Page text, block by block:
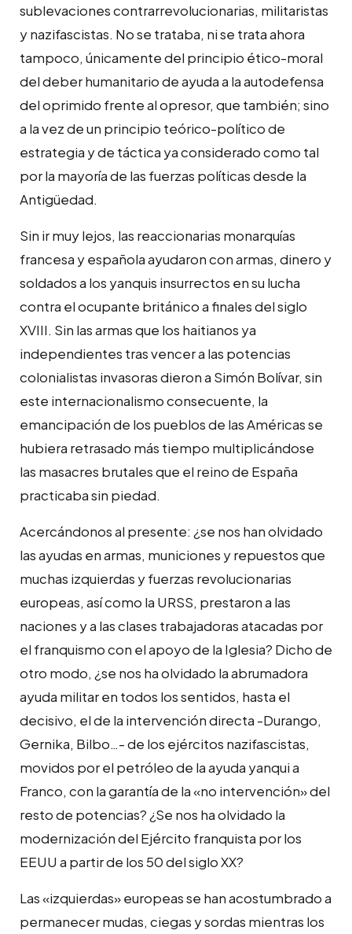
sublevaciones contrarrevolucionarias, militaristas
y nazifascistas. No se trataba, ni se trata ahora
tampoco, únicamente del principio ético-moral
del deber humanitario de ayuda a la autodefensa
del oprimido frente al opresor, que también; sino
a la vez de un principio teórico-político de
estrategia y de táctica ya considerado como tal
por la mayoría de las fuerzas políticas desde la
Antigüedad.
Sin ir muy lejos, las reaccionarias monarquías
francesa y española ayudaron con armas, dinero y
soldados a los yanquis insurrectos en su lucha
contra el ocupante británico a finales del siglo
XVIII. Sin las armas que los haitianos ya
independientes tras vencer a las potencias
colonialistas invasoras dieron a Simón Bolívar, sin
este internacionalismo consecuente, la
emancipación de los pueblos de las Américas se
hubiera retrasado más tiempo multiplicándose
las masacres brutales que el reino de España
practicaba sin piedad.
Acercándonos al presente: ¿se nos han olvidado
las ayudas en armas, municiones y repuestos que
muchas izquierdas y fuerzas revolucionarias
europeas, así como la URSS, prestaron a las
naciones y a las clases trabajadoras atacadas por
el franquismo con el apoyo de la Iglesia? Dicho de
otro modo, ¿se nos ha olvidado la abrumadora
ayuda militar en todos los sentidos, hasta el
decisivo, el de la intervención directa -Durango,
Gernika, Bilbo…- de los ejércitos nazifascistas,
movidos por el petróleo de la ayuda yanqui a
Franco, con la garantía de la «no intervención» del
resto de potencias? ¿Se nos ha olvidado la
modernización del Ejército franquista por los
EEUU a partir de los 50 del siglo XX?
Las «izquierdas» europeas se han acostumbrado a
permanecer mudas, ciegas y sordas mientras los